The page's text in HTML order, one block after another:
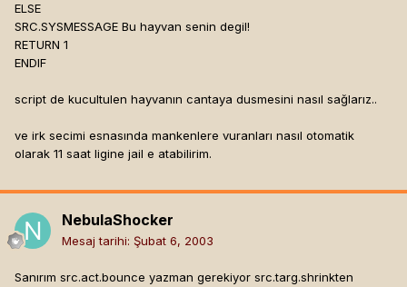
ELSE
SRC.SYSMESSAGE Bu hayvan senin degil!
RETURN 1
ENDIF
script de kucultulen hayvanın cantaya dusmesini nasıl sağlarız..
ve irk secimi esnasında mankenlere vuranları nasıl otomatik
olarak 11 saat ligine jail e atabilirim.
NebulaShocker
Mesaj tarihi: Şubat 6, 2003
Sanırım src.act.bounce yazman gerekiyor src.targ.shrinkten